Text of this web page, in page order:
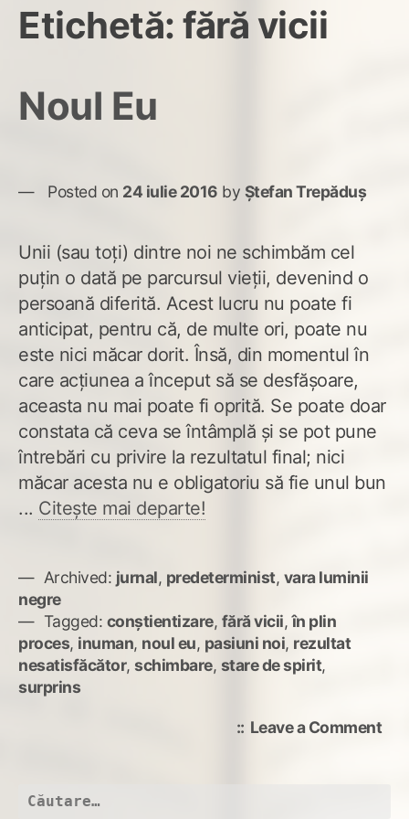
Etichetă: fără vicii
Noul Eu
Posted on 24 iulie 2016 by Ștefan Trepăduș
Unii (sau toți) dintre noi ne schimbăm cel
puțin o dată pe parcursul vieții, devenind o
persoană diferită. Acest lucru nu poate fi
anticipat, pentru că, de multe ori, poate nu
este nici măcar dorit. Însă, din momentul în
care acțiunea a început să se desfășoare,
aceasta nu mai poate fi oprită. Se poate doar
constata că ceva se întâmplă și se pot pune
întrebări cu privire la rezultatul final; nici
măcar acesta nu e obligatoriu să fie unul bun
... Citește mai departe!
Archived: jurnal, predeterminist, vara luminii
negre
Tagged: conștientizare, fără vicii,în plin
proces, inuman, noul eu, pasiuni noi, rezultat
nesatisfăcător, schimbare, stare de spirit,
surprins
Leave a Commenton
Caută